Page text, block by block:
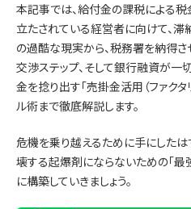
本記事では、給付金の課税による
立たされている経営者に向けて、
の過酷な現実から、税務署を納得さ
交渉ステップ、そして銀行融資が
金を捻り出す「売掛金活用（ファク
ル術まで徹底解説します。
危機を乗り越えるために手にした
壊する起爆剤にならないための「最
に構築していきましょう。